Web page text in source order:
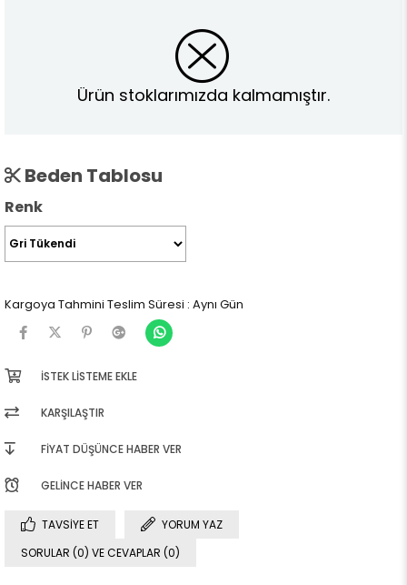
Ürün stoklarımızda kalmamıştır.
Beden Tablosu
Renk
Kargoya Tahmini Teslim Süresi : Aynı Gün
İSTEK LISTEME EKLE
KARŞILAŞTIR
FIYAT DÜŞÜNCE HABER VER
GELINCE HABER VER
TAVSIYE ET
YORUM YAZ
SORULAR (0) VE CEVAPLAR (0)